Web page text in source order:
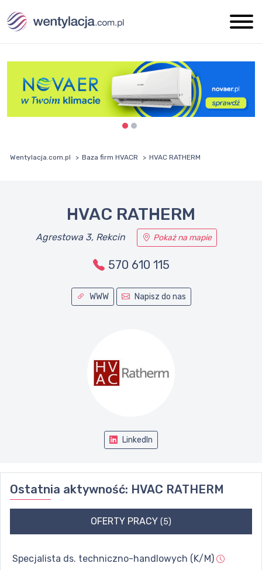
Wentylacja.com.pl Baza firm HVACR HVAC RATHERM
HVAC RATHERM
Agrestowa 3, Rekcin Pokaż na mapie
570 610 115
WWW Napisz do nas
LinkedIn
Ostatnia aktywność: HVAC RATHERM
OFERTY PRACY (5)
Specjalista ds. techniczno-handlowych (K/M)